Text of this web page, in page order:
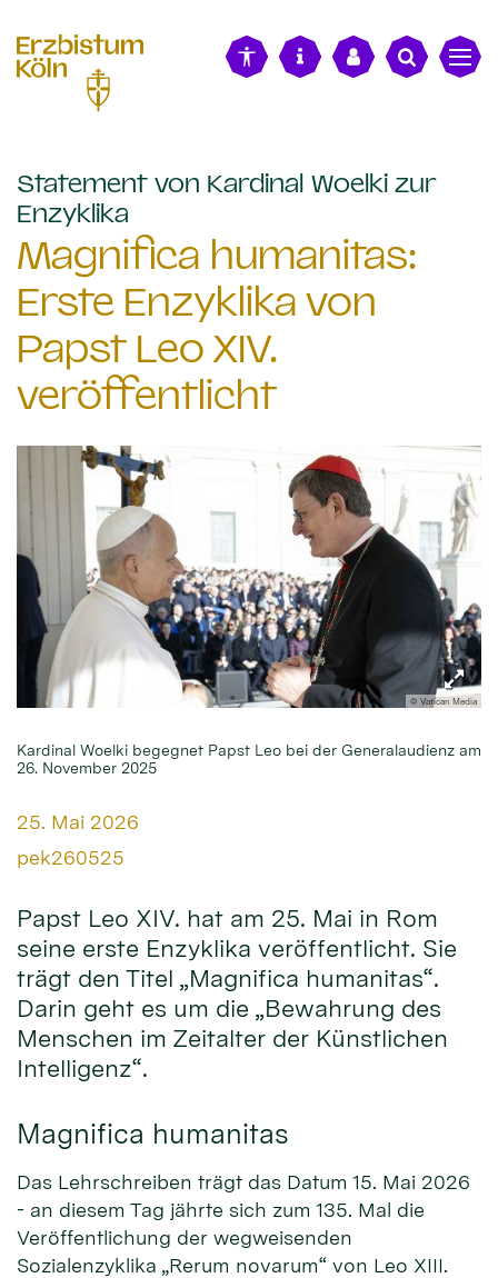
Statement von Kardinal Woelki zur
Enzyklika
Magnifica humanitas:
Erste Enzyklika von
Papst Leo XIV.
veröffentlicht
© Vatican Media
Kardinal Woelki begegnet Papst Leo bei der Generalaudienz am
26. November 2025
Datum:
25. Mai 2026
Von:
pek260525
Papst Leo XIV. hat am 25. Mai in Rom
seine erste Enzyklika veröffentlicht. Sie
trägt den Titel „Magnifica humanitas“.
Darin geht es um die „Bewahrung des
Menschen im Zeitalter der Künstlichen
Intelligenz“.
Magnifica humanitas
Das Lehrschreiben trägt das Datum 15. Mai 2026
- an diesem Tag jährte sich zum 135. Mal die
Veröffentlichung der wegweisenden
Sozialenzyklika „Rerum novarum“ von Leo XIII.